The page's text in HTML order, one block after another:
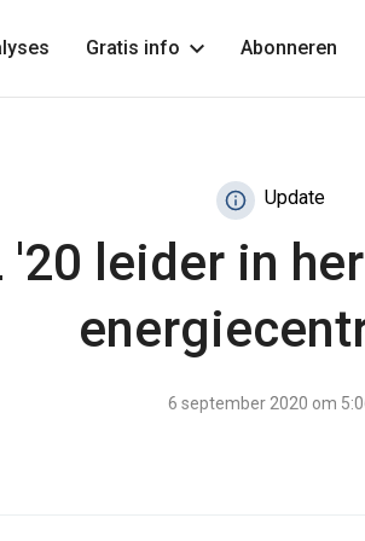
Gratis info Abonneren
Update
'20 leider in
6 september 2020 om